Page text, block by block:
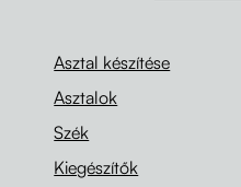
Asztal készítése
Asztalok
Szék
Kiegészítők